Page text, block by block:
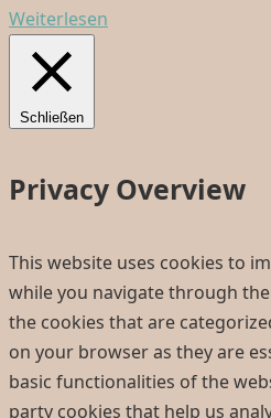
Weiterlesen
Schließen
Privacy Overview
This website uses cookies to
while you navigate through
the cookies that are
on your browser as they are
basic functionalities of the
party cookies that help us